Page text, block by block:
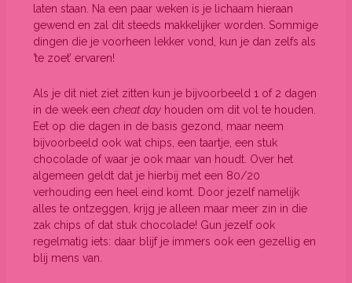
laten staan. Na een paar weken is je lichaam hieraan
gewend en zal dit steeds makkelijker worden. Sommige
dingen die je voorheen lekker vond, kun je dan zelfs als
’te zoet’ ervaren!
Als je dit niet ziet zitten kun je bijvoorbeeld 1 of 2 dagen
in de week een cheat dayhouden om dit vol te houden.
Eet op die dagen in de basis gezond, maar neem
bijvoorbeeld ook wat chips, een taartje, een stuk
chocolade of waar je ook maar van houdt. Over het
algemeen geldt dat je hierbij met een 80/20
verhouding een heel eind komt. Door jezelf namelijk
alles te ontzeggen, krijg je alleen maar meer zin in die
zak chips of dat stuk chocolade! Gun jezelf ook
regelmatig iets: daar blijf je immers ook een gezellig en
blij mens van.